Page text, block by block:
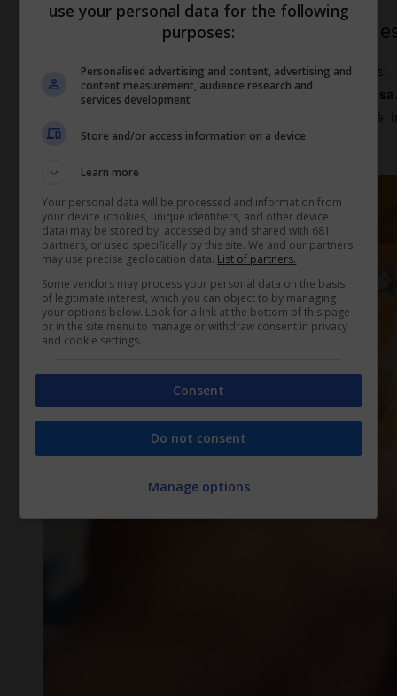
Quanto si può detrarre e le spese
La detrazione IRPEF è pari al 19% degli
annualmente fino a unmassimo di 4000 euro di spesa
760 euro all’anno. Se la cifra spesa per interessi
proporzionata all’importo effettivo.
use your personal data for the following
purposes:
Personalised advertising and content, advertising and
content measurement, audience research and
services development
Store and/or access information on a device
Learn more
Your personal data will be processed and information from
your device (cookies, unique identifiers, and other device
data) may be stored by, accessed by and shared with 681
partners, or used specifically by this site. We and our partners
may use precise geolocation data. List of partners.
Some vendors may process your personal data on the basis
of legitimate interest, which you can object to by managing
your options below. Look for a link at the bottom of this page
or in the site menu to manage or withdraw consent in privacy
and cookie settings.
Consent
Do not consent
Manage options